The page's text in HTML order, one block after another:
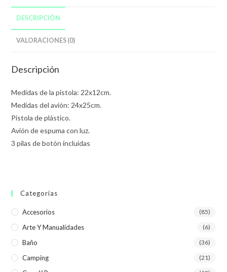
DESCRIPCIÓN
VALORACIONES (0)
Descripción
Medidas de la pistola: 22x12cm.
Medidas del avión: 24x25cm.
Pistola de plástico.
Avión de espuma con luz.
3 pilas de botón incluidas
Categorías
Accesorios (85)
Arte Y Manualidades (6)
Baño (36)
Camping (21)